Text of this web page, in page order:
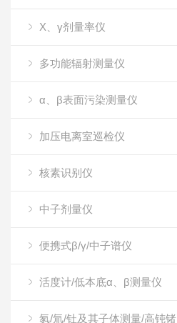
X、γ剂量率仪
多功能辐射测量仪
α、β表面污染测量仪
加压电离室巡检仪
核素识别仪
中子剂量仪
便携式β/γ/中子谱仪
活度计/低本底α、β测量仪
氡/氚/钍及其子体测量/高钝锗